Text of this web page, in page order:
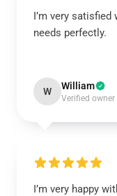
I’m very
needs perfectly.
W William
Verified owner
I’m very happy